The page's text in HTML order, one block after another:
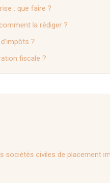
: que faire ?
la rédiger ?
?
fiscale ?
sociétés civiles de placement